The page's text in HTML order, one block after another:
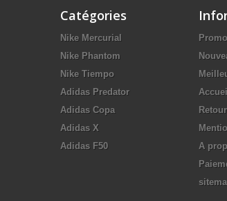
Catégories
Nike Mercurial
Nike Phantom
Nike Tiempo
Adidas Predator
Adidas Copa
Adidas X
Adidas F50
Accueil
A